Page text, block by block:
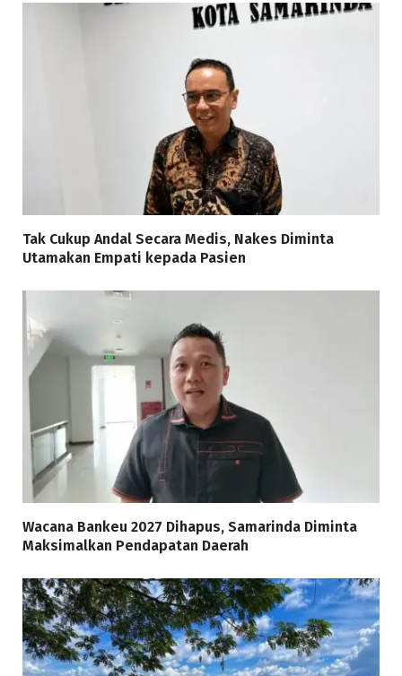
Tak Cukup Andal Secara Medis, Nakes Diminta
Utamakan Empati kepada Pasien
Wacana Bankeu 2027 Dihapus, Samarinda Diminta
Maksimalkan Pendapatan Daerah